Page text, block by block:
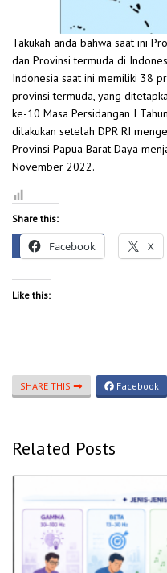
Takukah anda bahwa saat ini
dan Provinsi termuda di
Indonesia saat ini memiliki 38
provinsi termuda, yang
ke-10 Masa Persidangan I
dilakukan setelah DPR RI
Provinsi Papua Barat Daya
November 2022.
Share this:
Facebook X
Like this:
SHARE THIS Facebook
Related Posts